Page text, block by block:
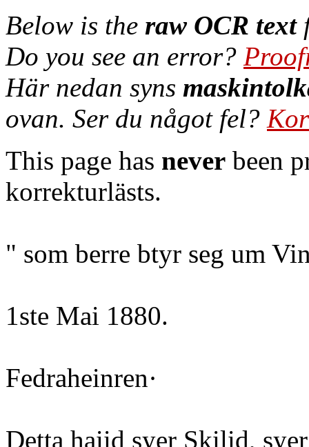
Below is the raw OCR text
Do you see an error?
Här nedan syns
ovan. Ser du något fel?
This page has never been
korrekturlästs.
" som berre btyr seg um
1ste Mai 1880.
Fedraheinren·
Detta haiid syer Skilid,